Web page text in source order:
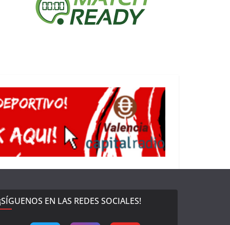
EN LAS REDES SOCIALES!